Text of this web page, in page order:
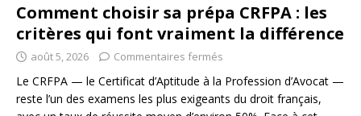
Comment choisir sa prépa CRFPA : les
critères qui font vraiment la différence
août 5, 2026 Commentaires fermés
Le CRFPA — le Certificat d’Aptitude à la Profession d’Avocat —
reste l’un des examens les plus exigeants du droit français,